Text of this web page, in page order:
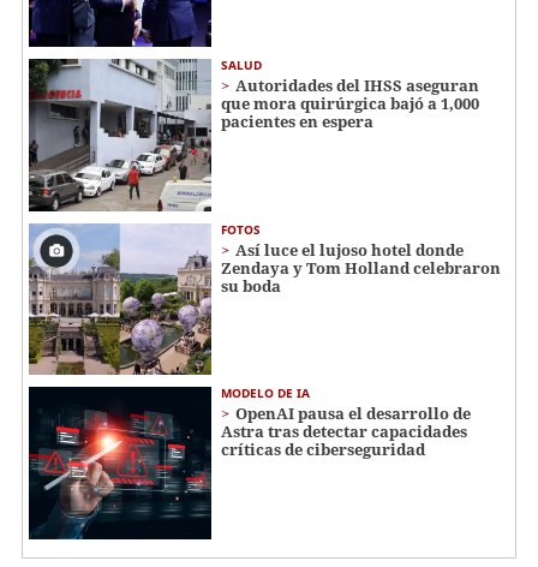
SALUD
Autoridades del IHSS aseguran
que mora quirúrgica bajó a 1,000
pacientes en espera
FOTOS
Así luce el lujoso hotel donde
Zendaya y Tom Holland celebraron
su boda
MODELO DE IA
OpenAI pausa el desarrollo de
Astra tras detectar capacidades
críticas de ciberseguridad